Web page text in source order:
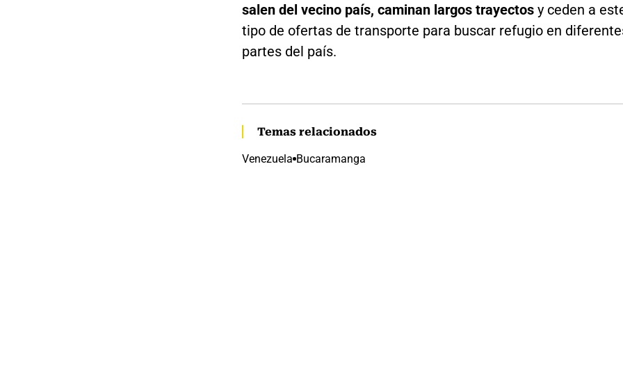
salen del vecino país, caminan largos trayectos y ceden a
tipo de ofertas de transporte para buscar refugio en
partes del país.
Temas relacionados
Venezuela Bucaramanga